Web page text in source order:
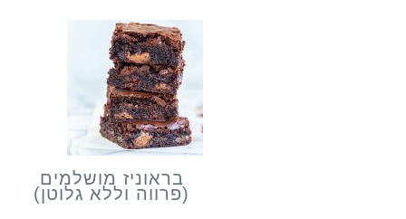
בראוניז מושלמים
(פרווה וללא גלוטן)